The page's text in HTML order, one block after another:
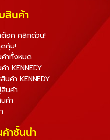
สินค้า
ต็อค คลิกด่วน!
ดคุ้ม!
ค้าทั้งหมด
า KENNEDY
นค้า KENNEDY
นค้า
ค้า
าชั้นนำ